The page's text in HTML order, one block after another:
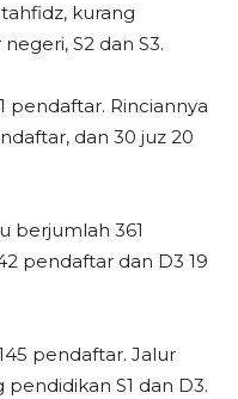
kurang
S2 dan S3.
pendaftar. Rinciannya
dan 30 juz 20
berjumlah 361
pendaftar dan D3 19
pendaftar. Jalur
S1 dan D3.